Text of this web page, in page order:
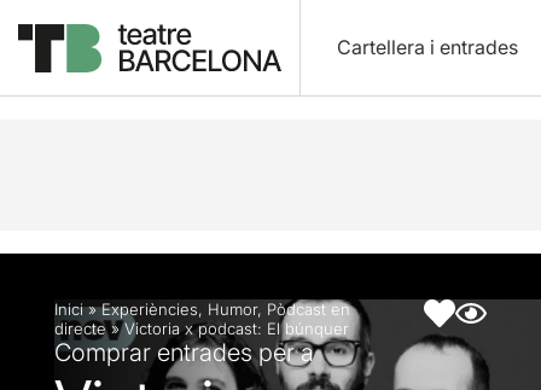
Cartellera i entrades
Descripció Fitxa artística
Inici»Experiències, Humor, Pòdcast en
directe»Victoria x podcast: El búnquer
Comprar entrades per a